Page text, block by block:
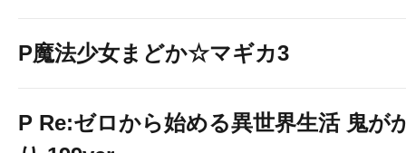
P魔法少女まどか☆マギカ3
P Re:ゼロから始める異世界生活 鬼が